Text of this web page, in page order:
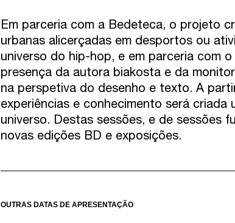
Em parceria com a Bedeteca, o projeto
urbanas alicerçadas em desportos ou
universo do hip-hop, e em parceria com
presença da autora biakosta e da
na perspetiva do desenho e texto. A
experiências e conhecimento será criada
universo. Destas sessões, e de sessões
novas edições BD e exposições.
OUTRAS DATAS DE APRESENTAÇÃO